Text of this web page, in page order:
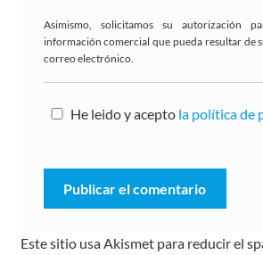
Asimismo, solicitamos su autorización
información comercial que pueda resultar de
correo electrónico.
He leido y acepto la política de
Este sitio usa Akismet para reducir el